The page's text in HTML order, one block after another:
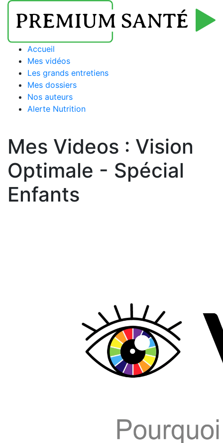
Accueil
Mes vidéos
Les grands entretiens
Mes dossiers
Nos auteurs
Alerte Nutrition
Mes Videos : Vision
Optimale - Spécial
Enfants